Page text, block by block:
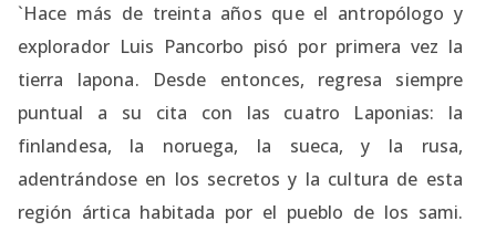
`Hace más de treinta años que el antropólogo y
explorador Luis Pancorbo pisó por primera vez la
tierra lapona. Desde entonces, regresa siempre
puntual a su cita con las cuatro Laponias: la
finlandesa, la noruega, la sueca, y la rusa,
adentrándose en los secretos y la cultura de esta
región ártica habitada por el pueblo de los sami.